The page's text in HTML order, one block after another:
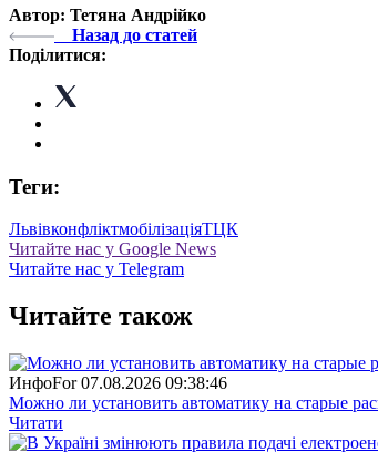
Автор: Тетяна Андрійко
Назад до статей
Поділитися:
Теги:
ЛьвівконфліктмобілізаціяТЦК
Читайте нас у Google News
Читайте нас у Telegram
Читайте також
ИнфоFor 07.08.2026 09:38:46
Можно ли установить автоматику на старые
Читати